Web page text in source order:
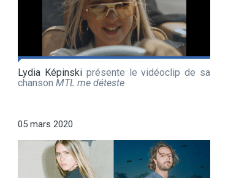
Lydia Képinskiprésente le vidéoclip de sa
chanson MTL me déteste
05 mars 2020